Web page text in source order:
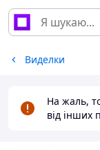
Виделки
На жаль,
від інших